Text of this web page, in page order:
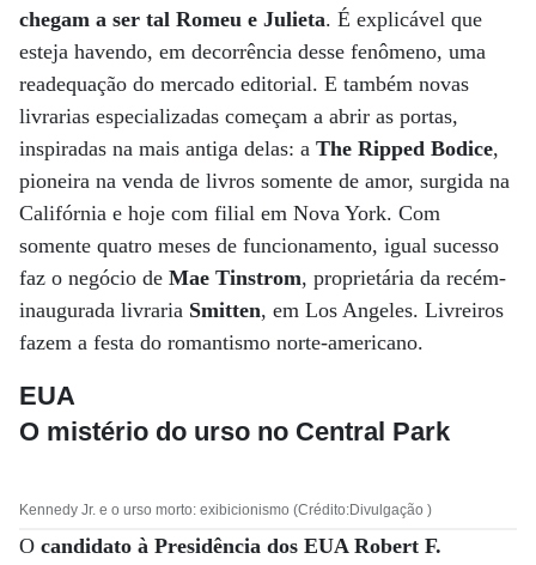
chegam a ser tal Romeu e Julieta. É explicável que
esteja havendo, em decorrência desse fenômeno, uma
readequação do mercado editorial. E também novas
livrarias especializadas começam a abrir as portas,
inspiradas na mais antiga delas: a The Ripped Bodice,
pioneira na venda de livros somente de amor, surgida na
Califórnia e hoje com filial em Nova York. Com
somente quatro meses de funcionamento, igual sucesso
faz o negócio de Mae Tinstrom, proprietária da recém-
inaugurada livraria Smitten, em Los Angeles. Livreiros
fazem a festa do romantismo norte-americano.
EUA
O mistério do urso no Central Park
Kennedy Jr. e o urso morto: exibicionismo (Crédito:Divulgação )
O candidato à Presidência dos EUA Robert F.